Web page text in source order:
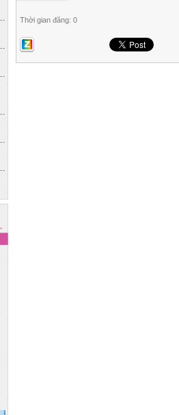
Thời gian đăng: 0